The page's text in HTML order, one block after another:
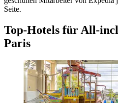
Seite.
Top-Hotels für All-
Paris